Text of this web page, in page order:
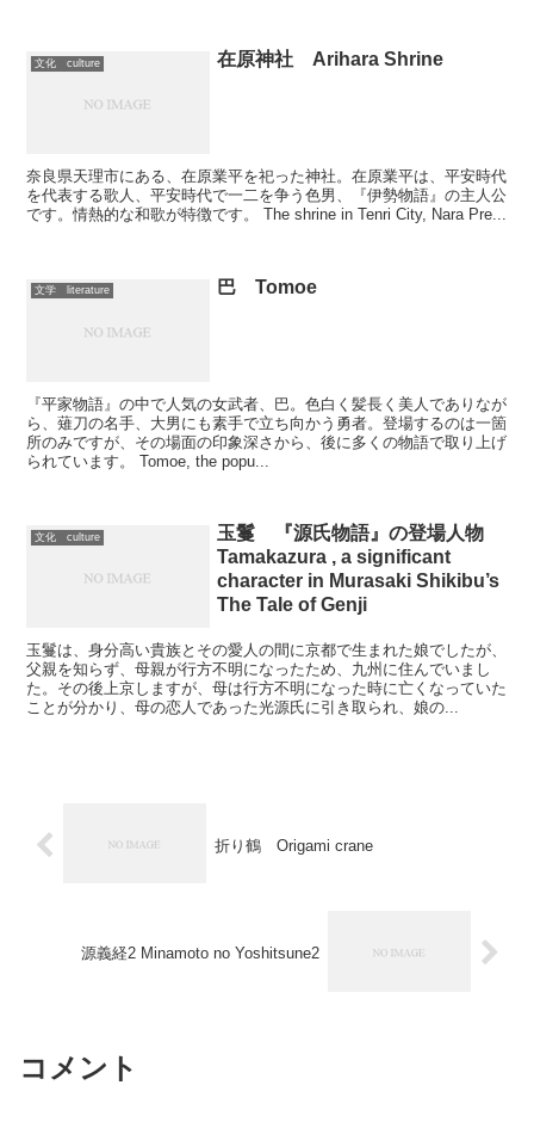
文化 culture 在原神社 Arihara Shrine
奈良県天理市にある、在原業平を祀った神社。在原業平は、平安時代
を代表する歌人、平安時代で一二を争う色男、『伊勢物語』の主人公
です。情熱的な和歌が特徴です。 The shrine in Tenri City, Nara Pre...
文学 literature 巴 Tomoe
『平家物語』の中で人気の女武者、巴。色白く髪長く美人でありなが
ら、薙刀の名手、大男にも素手で立ち向かう勇者。登場するのは一箇
所のみですが、その場面の印象深さから、後に多くの物語で取り上げ
られています。 Tomoe, the popu...
文化 culture
玉鬘 『源氏物語』の登場人物
Tamakazura , a significant
character in Murasaki Shikibu’s
The Tale of Genji
玉鬘は、身分高い貴族とその愛人の間に京都で生まれた娘でしたが、
父親を知らず、母親が行方不明になったため、九州に住んでいまし
た。その後上京しますが、母は行方不明になった時に亡くなっていた
ことが分かり、母の恋人であった光源氏に引き取られ、娘の...
折り鶴 Origami crane
源義経2 Minamoto no Yoshitsune2
コメント